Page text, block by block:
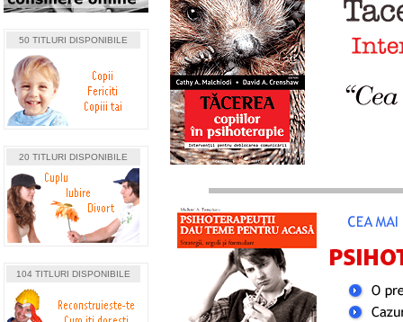
50 TITLURI DISPONIBILE
20 TITLURI DISPONIBILE
104 TITLURI DISPONIBILE